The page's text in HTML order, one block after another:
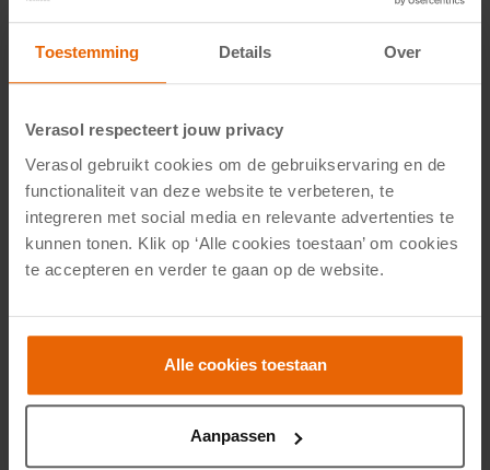
Toestemming Details Over
Verasol respecteert jouw privacy
Verasol gebruikt cookies om de gebruikservaring en de
functionaliteit van deze website te verbeteren, te
integreren met social media en relevante advertenties te
kunnen tonen. Klik op ‘Alle cookies toestaan’ om cookies
te accepteren en verder te gaan op de website.
Alle cookies toestaan
Aanpassen
een glazen dak.
Nadelen van eenpolycarbonaat dak
het algemeen korter dan die van glas.
Gevoeligheid voor schoonmaakmiddelen: Bepaalde
schoonmaakmiddelen kunnen het oppervlak van
polycarbonaat beschadigen. Gebruik daarom idealiter
Zonnestraling: In vergelijking met glas laat
polycarbonaat minder licht door, vooral bij de opale
variant.
Minder geluidsisolatie: Polycarbonaat dempt geluid